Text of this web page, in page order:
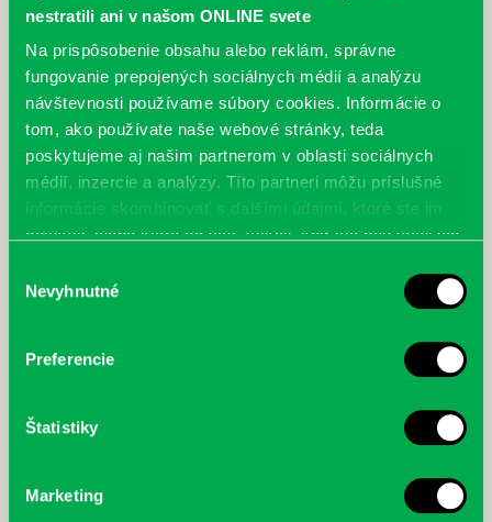
nestratili ani v našom ONLINE svete
Na prispôsobenie obsahu alebo reklám, správne
fungovanie prepojených sociálnych médií a analýzu
návštevnosti používame súbory cookies. Informácie o
tom, ako používate naše webové stránky, teda
poskytujeme aj našim partnerom v oblasti sociálnych
médií, inzercie a analýzy. Títo partneri môžu príslušné
informácie skombinovať s ďalšími údajmi, ktoré ste im
poskytli, alebo ktoré od vás získali, keď ste používali ich
súhlasu
Nevyhnutné
Preferencie
Štatistiky
Marketing
cyklistu modernej doby:
nezastaviteľný